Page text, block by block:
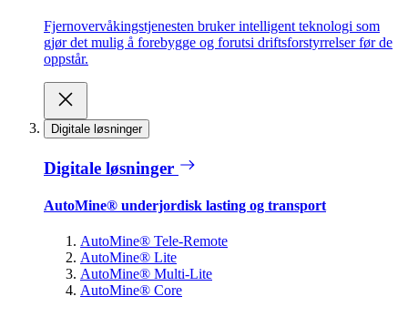
Fjernovervåkingstjenesten bruker intelligent teknologi som
gjør det mulig å forebygge og forutsi driftsforstyrrelser før de
oppstår.
Digitale løsninger
Digitale løsninger
AutoMine® underjordisk lasting og transport
AutoMine® Tele-Remote
AutoMine® Lite
AutoMine® Multi-Lite
AutoMine® Core